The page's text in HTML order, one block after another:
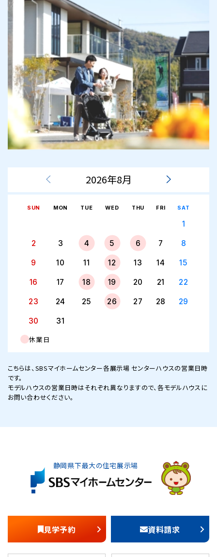
2026年8月
SUN MON TUE WED THU FRI SAT
1
2 3 4 5 6 7 8
9 10 11 12 13 14 15
16 17 18 19 20 21 22
23 24 25 26 27 28 29
30 31
休業日
こちらは、SBSマイホームセンター各展示場 センターハウスの営業日時
です。
モデルハウスの営業日時はそれぞれ異なりますので、各モデルハウスに
お問い合わせください。
静岡県下最大の住宅展示場
見学予約 資料請求